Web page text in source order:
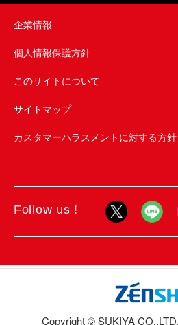
企業情報
個人情報保護方針
このサイトについて
サイトマップ
カスタマーハラスメントに対する方針
Follow us !
Copyright © SUKIYA